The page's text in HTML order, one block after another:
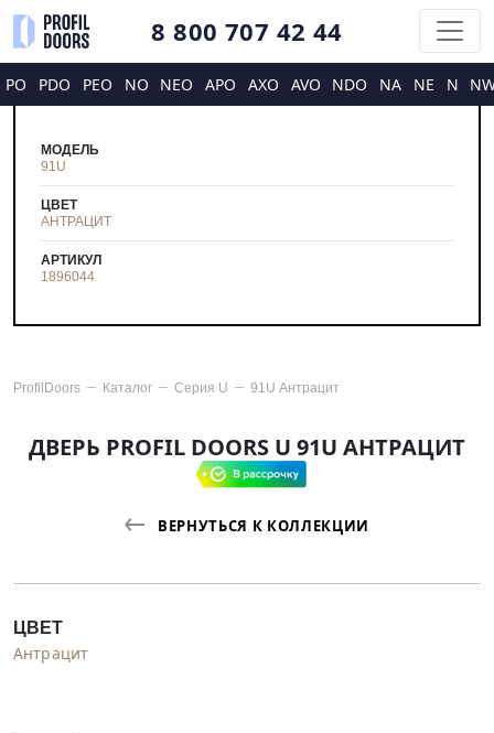
8 800 707 42 44
PO PDO PEO NO NEO APO AXO AVO NDO NA NE N
МОДЕЛЬ
91U
ЦВЕТ
АНТРАЦИТ
АРТИКУЛ
1896044
ProfilDoors Каталог Серия U 91U Антрацит
ДВЕРЬ PROFIL DOORS U 91U АНТРАЦИТ
ВЕРНУТЬСЯ К КОЛЛЕКЦИИ
ЦВЕТ
Антрацит